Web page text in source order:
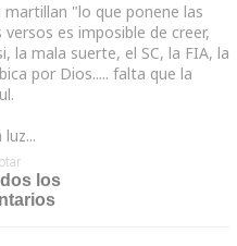
"lo que ponene las
es imposible de creer,
la mala suerte, el SC, la FIA, la
por Dios..... falta que la
los